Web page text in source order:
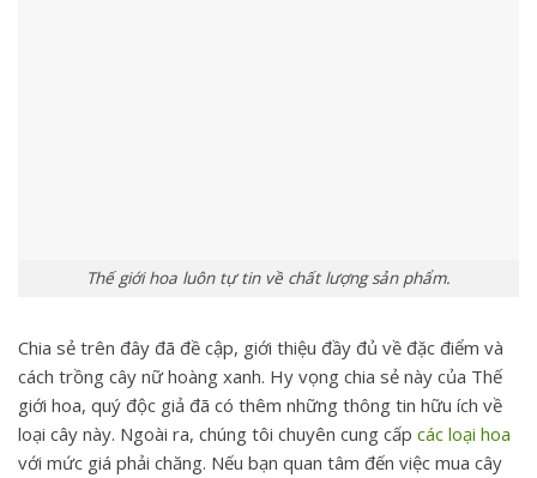
Thế giới hoa luôn tự tin về chất lượng sản phẩm.
Chia sẻ trên đây đã đề cập, giới thiệu đầy đủ về đặc điểm và
cách trồng cây nữ hoàng xanh. Hy vọng chia sẻ này của Thế
giới hoa, quý độc giả đã có thêm những thông tin hữu ích về
loại cây này. Ngoài ra, chúng tôi chuyên cung cấp các loại hoa
với mức giá phải chăng. Nếu bạn quan tâm đến việc mua cây